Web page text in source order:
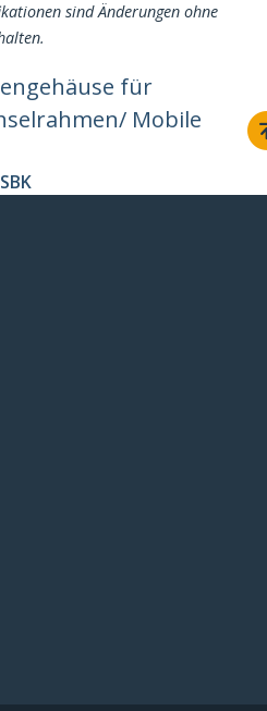
sind Änderungen ohne
für
Mobile